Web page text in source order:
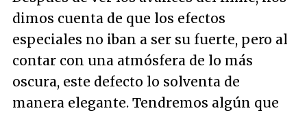
dimos cuenta de que los efectos
especiales no iban a ser su fuerte, pero al
contar con una atmósfera de lo más
oscura, este defecto lo solventa de
manera elegante. Tendremos algún que